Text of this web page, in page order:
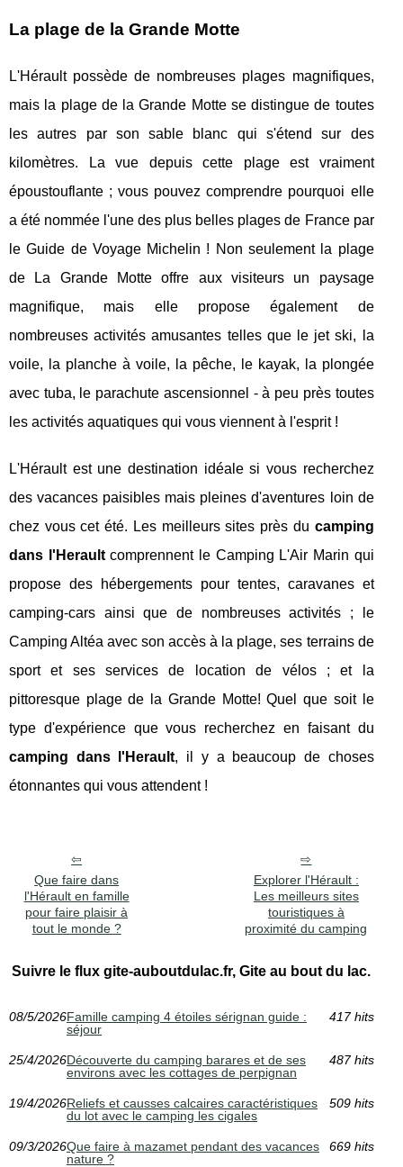
La plage de la Grande Motte
L'Hérault possède de nombreuses plages magnifiques,
mais la plage de la Grande Motte se distingue de toutes
les autres par son sable blanc qui s'étend sur des
kilomètres. La vue depuis cette plage est vraiment
époustouflante ; vous pouvez comprendre pourquoi elle
a été nommée l'une des plus belles plages de France par
le Guide de Voyage Michelin ! Non seulement la plage
de La Grande Motte offre aux visiteurs un paysage
magnifique, mais elle propose également de
nombreuses activités amusantes telles que le jet ski, la
voile, la planche à voile, la pêche, le kayak, la plongée
avec tuba, le parachute ascensionnel - à peu près toutes
les activités aquatiques qui vous viennent à l'esprit !
L'Hérault est une destination idéale si vous recherchez
des vacances paisibles mais pleines d'aventures loin de
chez vous cet été. Les meilleurs sites près du camping
dans l'Heraultcomprennent le Camping L'Air Marin qui
propose des hébergements pour tentes, caravanes et
camping-cars ainsi que de nombreuses activités ; le
Camping Altéa avec son accès à la plage, ses terrains de
sport et ses services de location de vélos ; et la
pittoresque plage de la Grande Motte! Quel que soit le
type d'expérience que vous recherchez en faisant du
camping dans l'Herault, il y a beaucoup de choses
étonnantes qui vous attendent !
Que faire dans
l'Hérault en famille
pour faire plaisir à
tout le monde ?
Explorer l'Hérault :
Les meilleurs sites
touristiques à
proximité du camping
Suivre le flux gite-auboutdulac.fr, Gite au bout du lac.
08/5/2026Famille camping 4 étoiles sérignan guide :
séjour
417 hits
25/4/2026Découverte du camping barares et de ses
environs avec les cottages de perpignan
487 hits
19/4/2026Reliefs et causses calcaires caractéristiques
du lot avec le camping les cigales
509 hits
09/3/2026Que faire à mazamet pendant des vacances
nature ?
669 hits